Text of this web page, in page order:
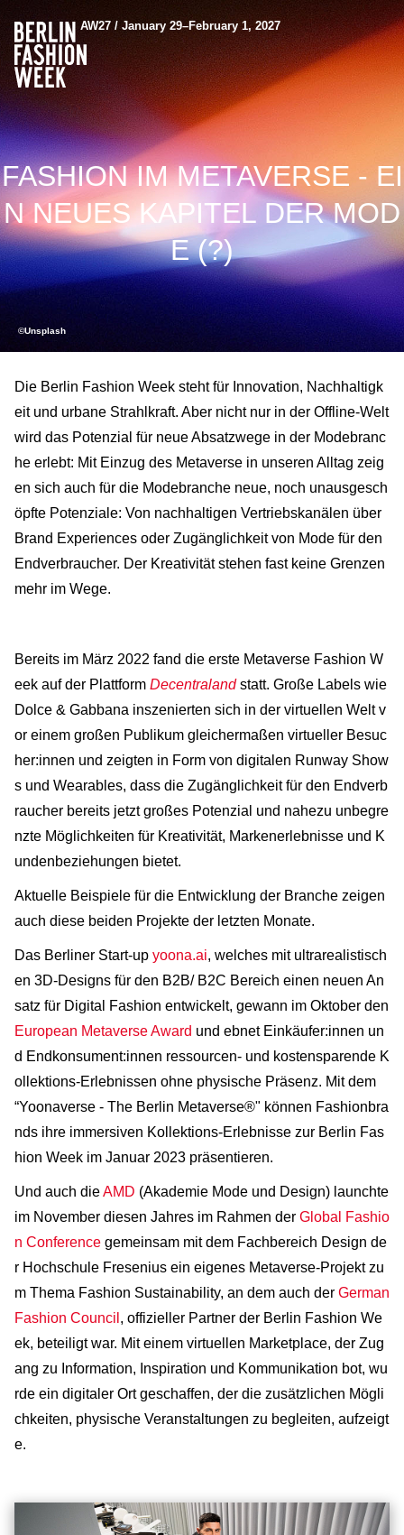
AW27 / January 29–February 1, 2027
FASHION IM METAVERSE - EI
N NEUES KAPITEL DER MOD
E (?)
©Unsplash
Die Berlin Fashion Week steht für Innovation, Nachhaltigk
eit und urbane Strahlkraft. Aber nicht nur in der Offline-Welt
wird das Potenzial für neue Absatzwege in der Modebranc
he erlebt: Mit Einzug des Metaverse in unseren Alltag zeig
en sich auch für die Modebranche neue, noch unausgesch
öpfte Potenziale: Von nachhaltigen Vertriebskanälen über
Brand Experiences oder Zugänglichkeit von Mode für den
Endverbraucher. Der Kreativität stehen fast keine Grenzen
mehr im Wege.
Bereits im März 2022 fand die erste Metaverse Fashion W
eek auf der Plattform Decentralandstatt. Große Labels wie
Dolce & Gabbana inszenierten sich in der virtuellen Welt v
or einem großen Publikum gleichermaßen virtueller Besuc
her:innen und zeigten in Form von digitalen Runway Show
s und Wearables, dass die Zugänglichkeit für den Endverb
raucher bereits jetzt großes Potenzial und nahezu unbegre
nzte Möglichkeiten für Kreativität, Markenerlebnisse und K
undenbeziehungen bietet.
Aktuelle Beispiele für die Entwicklung der Branche zeigen
auch diese beiden Projekte der letzten Monate.
Das Berliner Start-up yoona.ai, welches mit ultrarealistisch
en 3D-Designs für den B2B/ B2C Bereich einen neuen An
satz für Digital Fashion entwickelt, gewann im Oktober den
European Metaverse Award und ebnet Einkäufer:innen un
d Endkonsument:innen ressourcen- und kostensparende K
ollektions-Erlebnissen ohne physische Präsenz. Mit dem
“Yoonaverse - The Berlin Metaverse®" können Fashionbra
nds ihre immersiven Kollektions-Erlebnisse zur Berlin Fas
hion Week im Januar 2023 präsentieren.
Und auch dieAMD (Akademie Mode und Design) launchte
im November diesen Jahres im Rahmen der Global Fashio
n Conference gemeinsam mit dem Fachbereich Design de
r Hochschule Fresenius ein eigenes Metaverse-Projekt zu
m Thema Fashion Sustainability, an dem auch der German
Fashion Council , offizieller Partner der Berlin Fashion We
ek, beteiligt war. Mit einem virtuellen Marketplace, der Zug
ang zu Information, Inspiration und Kommunikation bot, wu
rde ein digitaler Ort geschaffen, der die zusätzlichen Mögli
chkeiten, physische Veranstaltungen zu begleiten, aufzeigt
e.